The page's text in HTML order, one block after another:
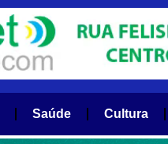
Saúde Cultura